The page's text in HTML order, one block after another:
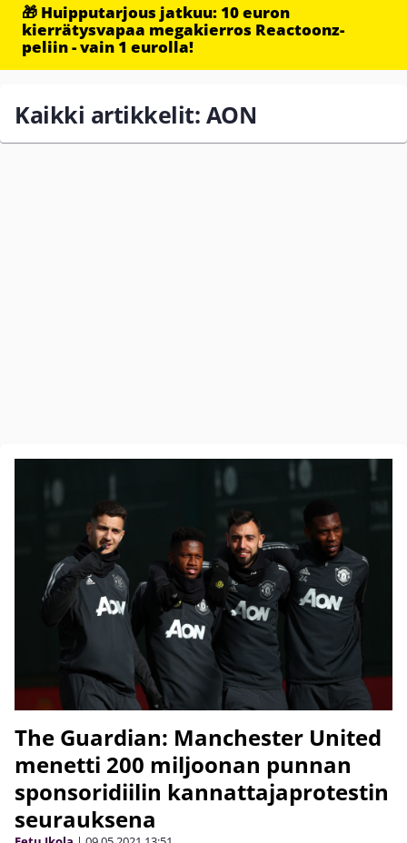
🎁 Huipputarjous jatkuu: 10 euron
kierrätysvapaa megakierros Reactoonz-
peliin - vain 1 eurolla!
Kaikki artikkelit: AON
The Guardian: Manchester United
menetti 200 miljoonan punnan
sponsoridiilin kannattajaprotestin
seurauksena